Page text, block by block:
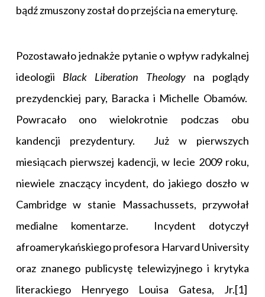
bądź zmuszony został do przejścia na emeryturę.
Pozostawało jednakże pytanie o wpływ radykalnej
ideologii Black Liberation Theologyna poglądy
prezydenckiej pary, Baracka i Michelle Obamów.
Powracało ono wielokrotnie podczas obu
kandencji prezydentury. Już w pierwszych
miesiącach pierwszej kadencji, w lecie 2009 roku,
niewiele znaczący incydent, do jakiego doszło w
Cambridge w stanie Massachussets, przywołał
medialne komentarze. Incydent dotyczył
afroamerykańskiego profesora Harvard University
oraz znanego publicystę telewizyjnego i krytyka
literackiego Henryego Louisa Gatesa, Jr.[1]